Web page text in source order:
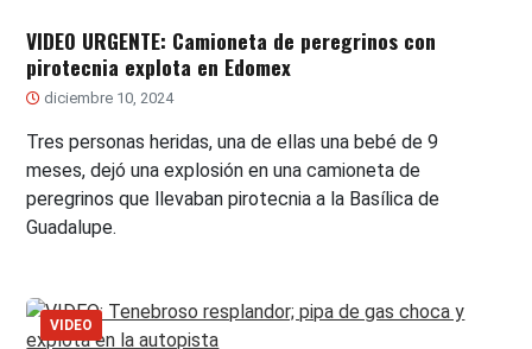
VIDEO URGENTE: Camioneta de peregrinos con
pirotecnia explota en Edomex
diciembre 10, 2024
Tres personas heridas, una de ellas una bebé de 9
meses, dejó una explosión en una camioneta de
peregrinos que llevaban pirotecnia a la Basílica de
Guadalupe.
VIDEO